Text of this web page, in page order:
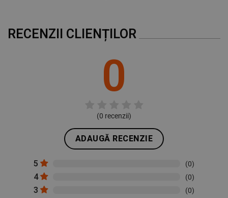
RECENZII CLIENȚILOR
0
(0 recenzii)
ADAUGĂ RECENZIE
5 (0)
4 (0)
3 (0)